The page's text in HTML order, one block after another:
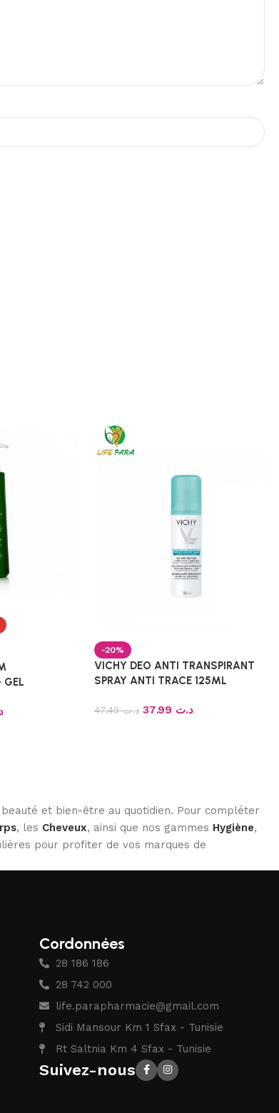
GEL
-20%
VICHY DEO ANTI TRANSPIRANT
SPRAY ANTI TRACE 125ML
د.ت47.49 د.ت
et bien-être au quotidien. Pour compléter
, les Cheveux, ainsi que nos gammes Hygiène,
pour profiter de vos marques de
Cordonnées
28 186 186
28 742 000
life.parapharmacie@gmail.com
Sidi Mansour Km 1 Sfax - Tunisie
Rt Saltnia Km 4 Sfax - Tunisie
Suivez-nous